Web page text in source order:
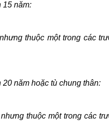
15 năm:
thuộc một trong các
năm hoặc tù chung thân:
thuộc một trong các